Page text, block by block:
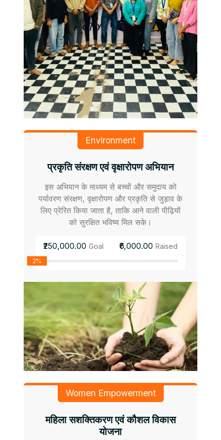
Environment
प्रकृति संरक्षण एवं वृक्षारोपण अभियान
इस अभियान के माध्यम से बच्चों और समुदाय को
पर्यावरण संरक्षण, वृक्षारोपण और प्रकृति से जुड़ाव के
लिए प्रेरित किया जाता है, ताकि आने वाली पीढ़ियों
को सुरक्षित भविष्य मिल सके।
₹250,000.00 Goal ₹6,000.00 Raised
2%
Women Empowerment
महिला सशक्तिकरण एवं कौशल विकास
योजना